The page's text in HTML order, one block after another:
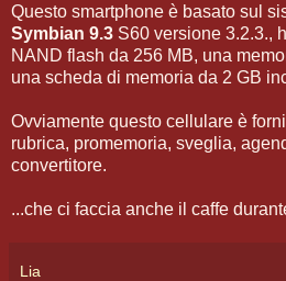
Questo smartphone è basato sul
Symbian 9.3 S60 versione 3.2.3.,
NAND flash da 256 MB, una
una scheda di memoria da 2 GB
Ovviamente questo cellulare è
rubrica, promemoria, sveglia,
convertitore.
...che ci faccia anche il caffe
Lia